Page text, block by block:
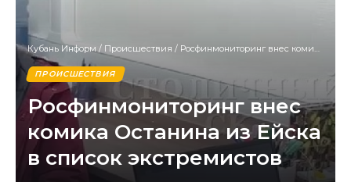
Кубань Информ/ Происшествия / Росфинмониторинг внес комика Останина из Ейска в список экстремистов
ПРОИСШЕСТВИЯ
Росфинмониторинг внес
комика Останина из Ейска
в список экстремистов